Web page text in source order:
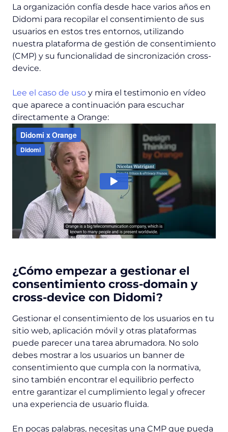
La organización confía desde hace varios años en
Didomi para recopilar el consentimiento de sus
usuarios en estos tres entornos, utilizando
nuestra plataforma de gestión de consentimiento
(CMP) y su funcionalidad de sincronización cross-
device.
Lee el caso de uso y mira el testimonio en vídeo
que aparece a continuación para escuchar
directamente a Orange:
¿Cómo empezar a gestionar el
consentimiento cross-domain y
cross-device con Didomi?
Gestionar el consentimiento de los usuarios en tu
sitio web, aplicación móvil y otras plataformas
puede parecer una tarea abrumadora. No solo
debes mostrar a los usuarios un banner de
consentimiento que cumpla con la normativa,
sino también encontrar el equilibrio perfecto
entre garantizar el cumplimiento legal y ofrecer
una experiencia de usuario fluida.
En pocas palabras, necesitas una CMP que pueda